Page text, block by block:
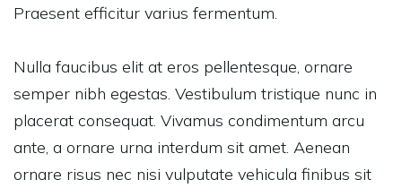
Praesent efficitur varius fermentum.
Nulla faucibus elit at eros pellentesque, ornare
semper nibh egestas. Vestibulum tristique nunc in
placerat consequat. Vivamus condimentum arcu
ante, a ornare urna interdum sit amet. Aenean
ornare risus nec nisi vulputate vehicula finibus sit